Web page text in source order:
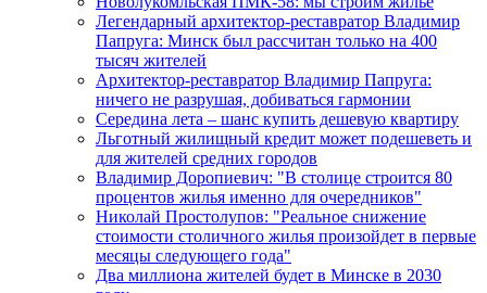
Легендарный архитектор-реставратор Владимир
Папруга: Минск был рассчитан только на 400
тысяч жителей
Архитектор-реставратор Владимир Папруга:
ничего не разрушая, добиваться гармонии
Середина лета – шанс купить дешевую квартиру
Льготный жилищный кредит может подешеветь и
для жителей средних городов
Владимир Доропиевич: "В столице строится 80
процентов жилья именно для очередников"
Николай Простолупов: "Реальное снижение
стоимости столичного жилья произойдет в первые
месяцы следующего года"
Два миллиона жителей будет в Минске в 2030